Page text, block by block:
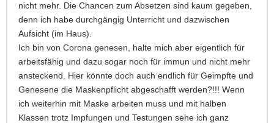
nicht mehr. Die Chancen zum Absetzen sind kaum gegeben,
denn ich habe durchgängig Unterricht und dazwischen
Aufsicht (im Haus).
Ich bin von Corona genesen, halte mich aber eigentlich für
arbeitsfähig und dazu sogar noch für immun und nicht mehr
ansteckend. Hier könnte doch auch endlich für Geimpfte und
Genesene die Maskenpflicht abgeschafft werden?!!! Wenn
ich weiterhin mit Maske arbeiten muss und mit halben
Klassen trotz Impfungen und Testungen sehe ich ganz